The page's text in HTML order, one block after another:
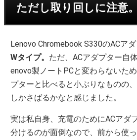
ただし取り回しに注意。
Lenovo Chromebook S330のACア
Wタイプ。 ただ、ACアダプター自
enovo製ノートPCと変わらないた
プターと比べると小ぶりなものの
しかさばるかなと感じました。
実は私自身、充電のためにACアダ
分けるのが面倒なので、前から使